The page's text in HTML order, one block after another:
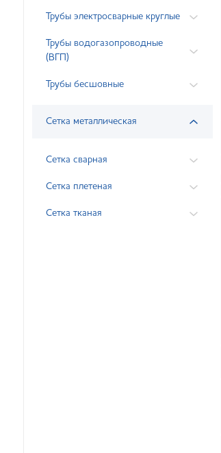
Трубы электросварные круглые
Трубы водогазопроводные
(ВГП)
Трубы бесшовные
Сетка металлическая
Сетка сварная
Сетка плетеная
Сетка тканая